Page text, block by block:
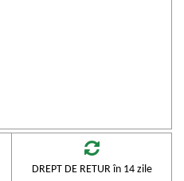
DREPT DE RETUR în 14 zile